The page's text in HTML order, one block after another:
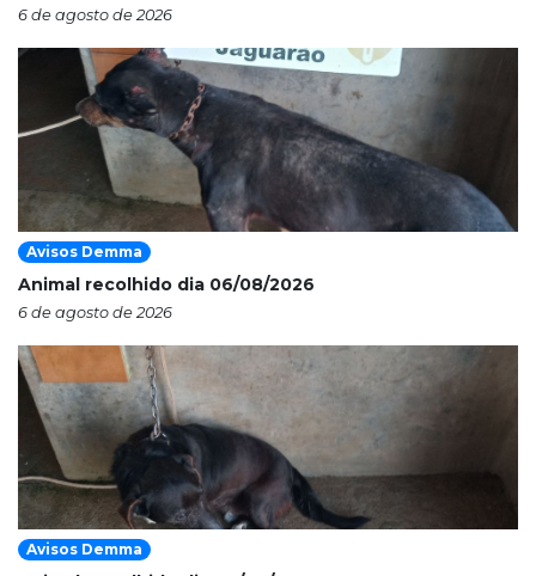
6 de agosto de 2026
Avisos Demma
Animal recolhido dia 06/08/2026
6 de agosto de 2026
Avisos Demma